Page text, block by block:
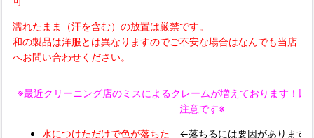
濡れたまま（汗を含む）の放置は厳禁です。
和の製品は洋服とは異なりますのでご不安な場合はなんでも当店
へお問い合わせください。
※最近クリーニング店のミスによるクレームが増えております！以
注意です※
水につけただけで色が落ちた ←落ちるには要因があります